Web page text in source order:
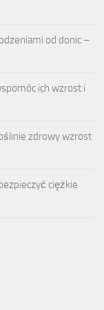
od donic –
ich wzrost i
zdrowy wzrost
ciężkie